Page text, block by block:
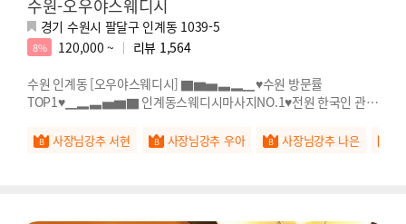
수원-오우야스웨디시
경기 수원시 팔달구 인계동 1039-5
8% 120,000 ~ 리뷰 1,564
수원 인계동 [오우야스웨디시] ▇▆▅▃▂▁♥수원 방문률
TOP1♥▁▂▃▅▆▇ 인계동스웨디시마사지NO.1♥전원 한국인 관리
사장님강추 서현 사장님강추 우아 사장님강추 나은